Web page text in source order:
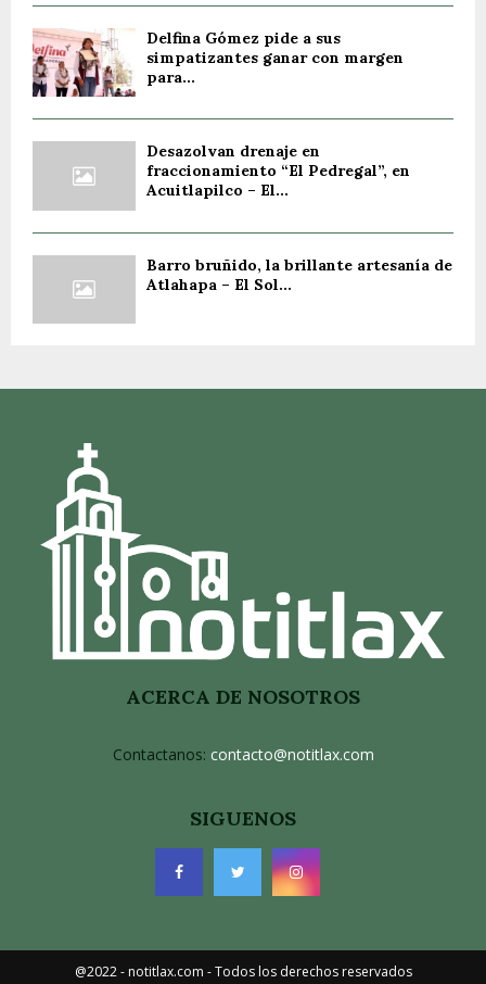
Delfina Gómez pide a sus
simpatizantes ganar con margen
para...
Desazolvan drenaje en
fraccionamiento “El Pedregal”, en
Acuitlapilco – El...
Barro bruñido, la brillante artesanía de
Atlahapa – El Sol...
ACERCA DE NOSOTROS
Contactanos: contacto@notitlax.com
SIGUENOS
@2022 - notitlax.com - Todos los derechos reservados